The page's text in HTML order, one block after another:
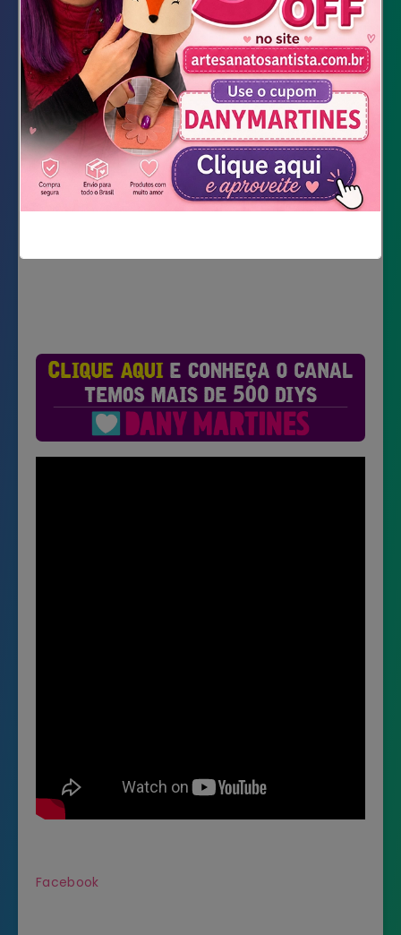
zíper 15 cm
Tesoura
DOWNLOAD DOS MOLDES
Facebook